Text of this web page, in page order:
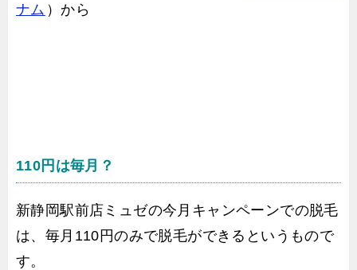
ナム ）から
110円は毎月？
新静岡駅前店ミュゼの今月キャンペーンでの脱毛
は、毎月110円のみで脱毛ができるというもので
す。